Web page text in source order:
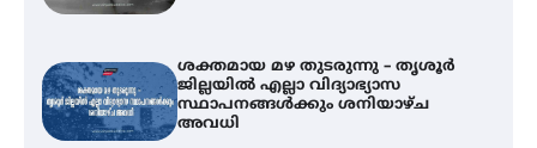
ശക്തമായ മഴ തുടരുന്നു – തൃശൂർ
ജില്ലയിൽ എല്ലാ വിദ്യാഭ്യാസ
സ്ഥാപനങ്ങൾക്കും ശനിയാഴ്ച
അവധി